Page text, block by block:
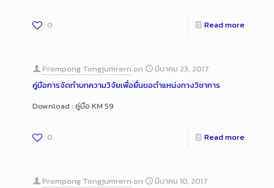
0 Read more
Prompong Tongjumrern on
มีนาคม 23, 2017
คู่มือการจัดทำบทความวิจัยเพื่อยื่นขอตำแหน่งทางวิชาการ
Download : คู่มือ KM 59
0 Read more
Prompong Tongjumrern on มีนาคม 10, 2017